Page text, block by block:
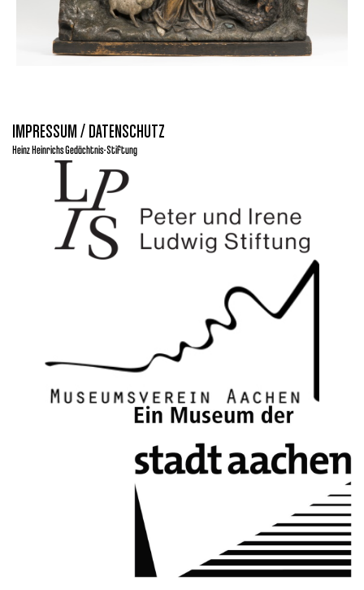
IMPRESSUM / DATENSCHUTZ
Heinz Heinrichs Gedächtnis-Stiftung